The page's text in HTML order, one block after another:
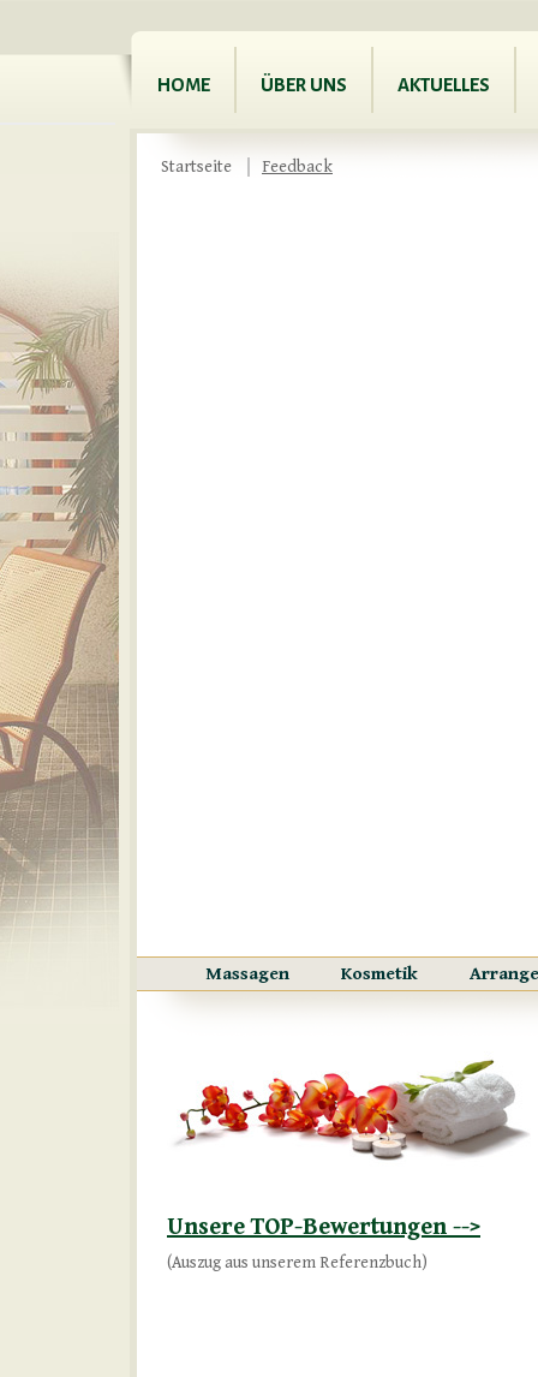
HOME ÜBER UNS AKTUELLES
Startseite Feedback
Massagen Kosmetik
Unsere TOP-Bewertungen -->
(Auszug aus unserem Referenzbuch)